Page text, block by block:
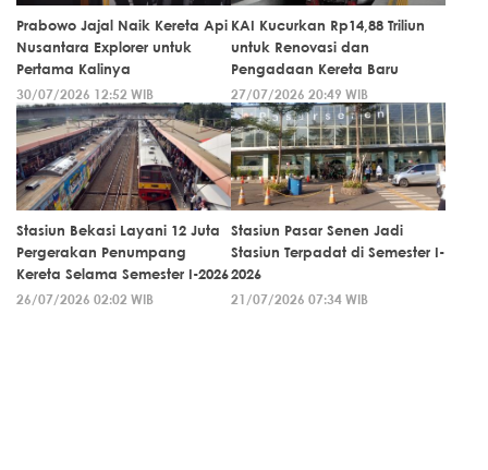
Prabowo Jajal Naik Kereta Api
Nusantara Explorer untuk
Pertama Kalinya
30/07/2026 12:52 WIB
KAI Kucurkan Rp14,88 Triliun
untuk Renovasi dan
Pengadaan Kereta Baru
27/07/2026 20:49 WIB
Stasiun Bekasi Layani 12 Juta
Pergerakan Penumpang
Kereta Selama Semester I-2026
26/07/2026 02:02 WIB
Stasiun Pasar Senen Jadi
Stasiun Terpadat di Semester I-
2026
21/07/2026 07:34 WIB